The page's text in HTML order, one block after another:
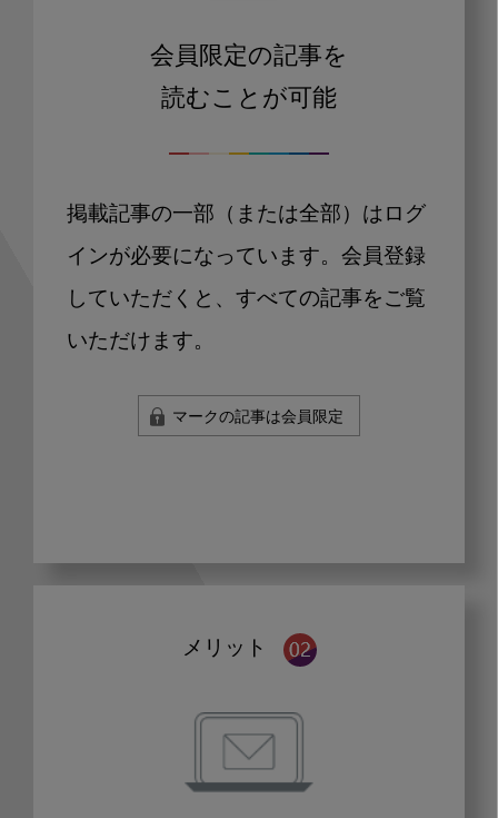
会員限定の記事を
読むことが可能
掲載記事の一部（または全部）はログ
インが必要になっています。会員登録
していただくと、すべての記事をご覧
いただけます。
マークの記事は会員限定
メリット